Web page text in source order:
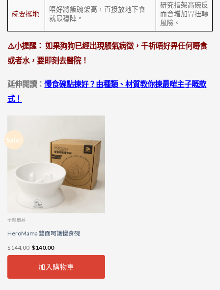
碗要擺地
唔好將飯碗架高，直接放地下食
就最穩陣。
研究指架高碗反
而會增加胃扭轉
風險。
⚠️小提醒： 如果狗狗已經出現脹氣病徵，千祈唔好畀任何嘢食
或者水，要即刻去醫院！
延伸閱讀： 慢食碗點揀好？由種類、材質教你揀最啱主子嘅款
式！
Sale!
全部商品
HeroMama 雙面呵護慢食碗
$144.00 $140.00
加入購物車